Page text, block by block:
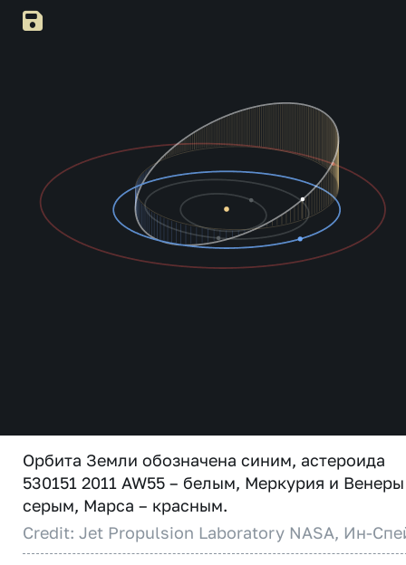
Орбита Земли обозначена синим, астероида
530151 2011 AW55 – белым, Меркурия и
серым, Марса – красным.
Credit: Jet Propulsion Laboratory NASA, Ин-